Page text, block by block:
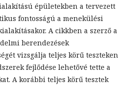
épületekben a tervezett
fontosságú a menekülési
A cikkben a szerző a
berendezések
vizsgálja teljes körű teszteken
fejlődése lehetővé tette a
A korábbi teljes körű tesztek